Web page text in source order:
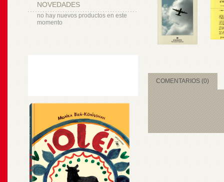
NOVEDADES
no hay nuevos productos en este
momento
COMENTARIOS (0)